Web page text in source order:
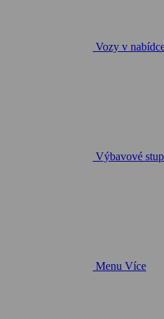
Vozy v
Výbavové
Menu Více